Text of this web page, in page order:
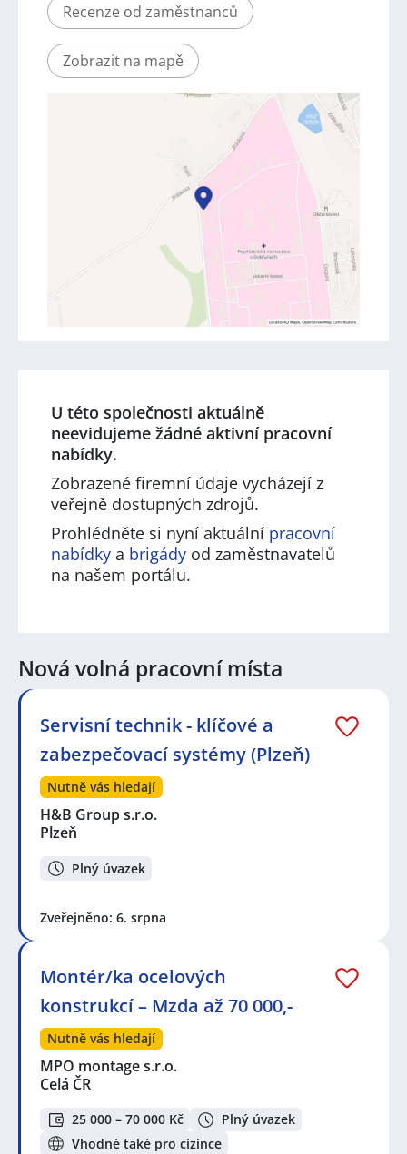
Recenze od zaměstnanců
Zobrazit na mapě
U této společnosti aktuálně
neevidujeme žádné aktivní pracovní
nabídky.
Zobrazené firemní údaje vycházejí z
veřejně dostupných zdrojů.
Prohlédněte si nyní aktuální pracovní
nabídky a brigády od zaměstnavatelů
na našem portálu.
Nová volná pracovní místa
Servisní technik - klíčové a
zabezpečovací systémy (Plzeň)
Nutně vás hledají
H&B Group s.r.o.
Plzeň
Plný úvazek
Zveřejněno: 6. srpna
Montér/ka ocelových
konstrukcí – Mzda až 70 000,-
Nutně vás hledají
MPO montage s.r.o.
Celá ČR
25 000 – 70 000 Kč
Plný úvazek
Vhodné také pro cizince